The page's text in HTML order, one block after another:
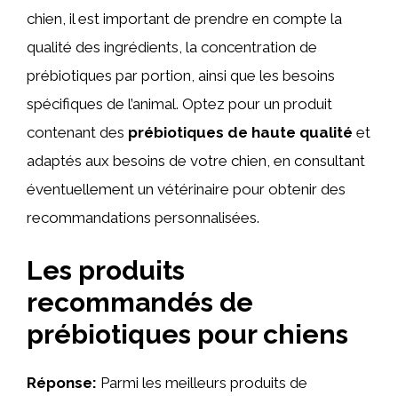
chien, il est important de prendre en compte la
qualité des ingrédients, la concentration de
prébiotiques par portion, ainsi que les besoins
spécifiques de l’animal. Optez pour un produit
contenant des prébiotiques de haute qualité et
adaptés aux besoins de votre chien, en consultant
éventuellement un vétérinaire pour obtenir des
recommandations personnalisées.
Les produits
recommandés de
prébiotiques pour chiens
Réponse: Parmi les meilleurs produits de